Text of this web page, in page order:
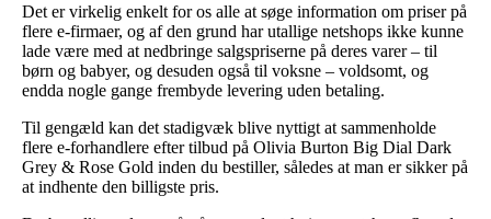
Det er virkelig enkelt for os alle at søge information om priser på
flere e-firmaer, og af den grund har utallige netshops ikke kunne
lade være med at nedbringe salgspriserne på deres varer – til
børn og babyer, og desuden også til voksne – voldsomt, og
endda nogle gange frembyde levering uden betaling.
Til gengæld kan det stadigvæk blive nyttigt at sammenholde
flere e-forhandlere efter tilbud på Olivia Burton Big Dial Dark
Grey & Rose Gold inden du bestiller, således at man er sikker på
at indhente den billigste pris.